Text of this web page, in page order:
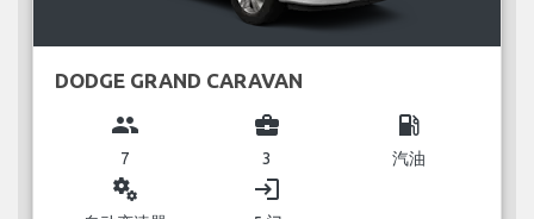
DODGE GRAND CARAVAN
group
7
business_center
3
local_gas_station
汽油
miscellaneous_services login